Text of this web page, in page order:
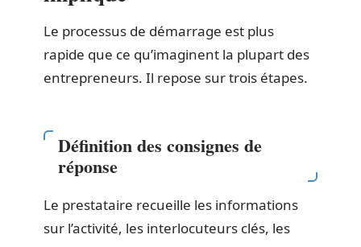
Le processus de démarrage est plus
rapide que ce qu’imaginent la plupart des
entrepreneurs. Il repose sur trois étapes.
Définition des consignes de
réponse
Le prestataire recueille les informations
sur l’activité, les interlocuteurs clés, les